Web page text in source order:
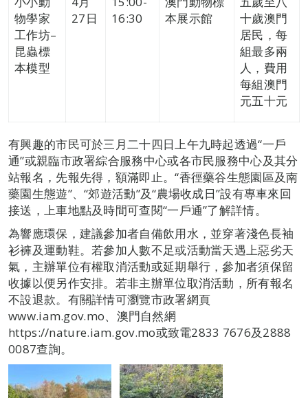
物學家
工作坊–
昆蟲標
本模型
27日
16:30
本展示館
十歲澳門
居民，每
組最多兩
人，費用
每組澳門
元五十元
有興趣的市民可於三月二十四日上午九時起透過“一戶
通”或親臨市政署綜合服務中心或各市民服務中心及其分
站報名，先報先得，額滿即止。“香徑藥谷生態園區及南
藥園生態遊”、“郊遊活動”及“農場收成日”設有專車來回
接送，上車地點及時間可查閱“一戶通”了解詳情。
為響應環保，建議參加者自備飲用水，並穿著淺色長袖
衫褲及運動鞋。若參加人數不足或活動當天遇上惡劣天
氣，主辦單位有權取消活動或延期舉行，參加者須保留
收據以便另作安排。若非主辦單位取消活動，所有報名
不設退款。有關詳情可瀏覽市政署網頁
www.iam.gov.mo、澳門自然網
https://nature.iam.gov.mo或致電2833 7676及2888
0087查詢。